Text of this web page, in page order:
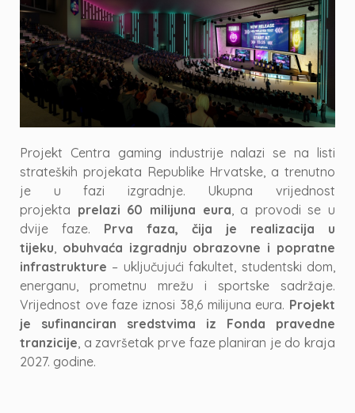
Projekt Centra gaming industrije nalazi se na listi
strateških projekata Republike Hrvatske, a trenutno
je u fazi izgradnje. Ukupna vrijednost
projekta prelazi 60 milijuna eura, a provodi se u
dvije faze. Prva faza, čija je realizacija u
tijeku, obuhvaća izgradnju obrazovne i popratne
infrastrukture – uključujući fakultet, studentski dom,
energanu, prometnu mrežu i sportske sadržaje.
Vrijednost ove faze iznosi 38,6 milijuna eura. Projekt
je sufinanciran sredstvima iz Fonda pravedne
tranzicije, a završetak prve faze planiran je do kraja
2027. godine.